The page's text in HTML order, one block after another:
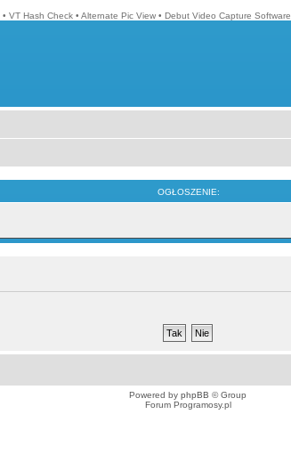
• VT Hash Check • Alternate Pic View • Debut Video Capture Software
OGŁOSZENIE:
Powered by phpBB © Group
Forum Programosy.pl